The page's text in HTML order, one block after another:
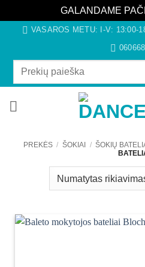
GALANDAME
content
VASAROS METU: I-V: 13:00-
Ieškoti:
PREKĖS / ŠOKIAI / ŠOKIŲ